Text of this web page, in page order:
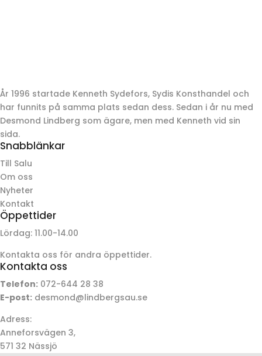
År 1996 startade Kenneth Sydefors, Sydis Konsthandel och
har funnits på samma plats sedan dess. Sedan i år nu med
Desmond Lindberg som ägare, men med Kenneth vid sin
sida.
Snabblänkar
Till Salu
Om oss
Nyheter
Kontakt
Öppettider
Lördag: 11.00-14.00
Kontakta oss för andra öppettider.
Kontakta oss
Telefon: 072-644 28 38
E-post: desmond@lindbergsau.se
Adress:
Anneforsvägen 3,
571 32 Nässjö